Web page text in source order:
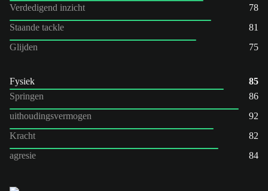
Verdedigend inzicht
78
Staande tackle
81
Glijden
75
Fysiek
85
Springen
86
uithoudingsvermogen
92
Kracht
82
agresie
84